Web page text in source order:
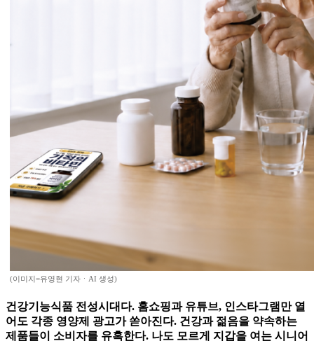
(이미지=유영현 기자ㆍAI 생성)
건강기능식품 전성시대다. 홈쇼핑과 유튜브, 인스타그램만 열
어도 각종 영양제 광고가 쏟아진다. 건강과 젊음을 약속하는
제품들이 소비자를 유혹한다. 나도 모르게 지갑을 여는 시니어